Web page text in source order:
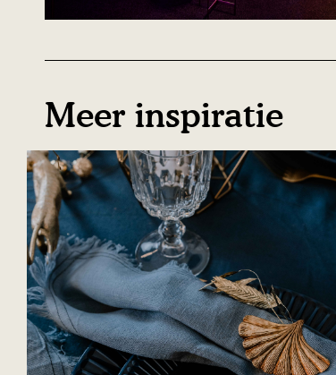
Meer inspiratie